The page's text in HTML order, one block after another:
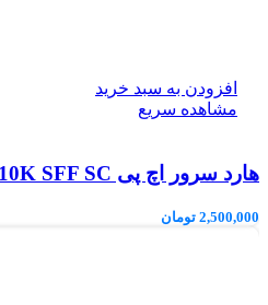
افزودن به سبد خرید
مشاهده سریع
هارد سرور اچ پی 146GB SAS 6G 10K SFF SC
2,500,000 تومان